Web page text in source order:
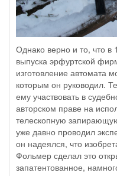
Однако верно и то, что
выпуска эрфуртской
изготовление автомата
которым он руководил.
ему участвовать в
авторском праве на
телескопную
уже давно проводил
он надеялся, что
Фольмер сделал это
запатентованное,